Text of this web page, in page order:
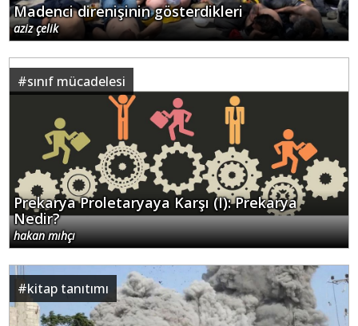
Madenci direnişinin gösterdikleri
aziz çelik
#sınıf mücadelesi
Prekarya Proletaryaya Karşı (I): Prekarya
Nedir?
hakan mıhçı
#kitap tanıtımı